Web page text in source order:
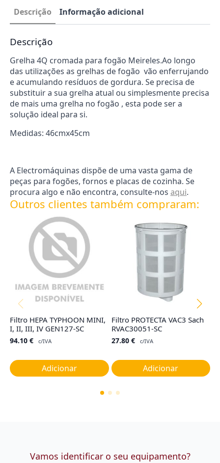
Descrição Informação adicional
Descrição
Grelha 4Q cromada para fogão Meireles.Ao longo
das utilizações as grelhas de fogão vão enferrujando
e acumulando resíduos de gordura. Se precisa de
substituir a sua grelha atual ou simplesmente precisa
de mais uma grelha no fogão , esta pode ser a
solução ideal para si.
Medidas: 46cmx45cm
A Electromáquinas dispõe de uma vasta gama de
peças para fogões, fornos e placas de cozinha. Se
procura algo e não encontra, consulte-nos aqui.
Outros clientes também compraram:
Filtro HEPA TYPHOON MINI,
I, II, III, IV GEN127-SC
94.10 € c/IVA
Adicionar
Filtro PROTECTA VAC3 Sach
RVAC30051-SC
27.80 € c/IVA
Adicionar
Vamos identificar o seu equipamento?